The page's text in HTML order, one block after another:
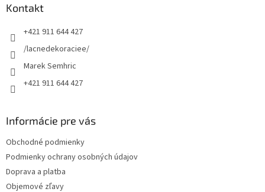
Kontakt
+421 911 644 427
/lacnedekoraciee/
Marek Semhric
+421 911 644 427
Informácie pre vás
Obchodné podmienky
Podmienky ochrany osobných údajov
Doprava a platba
Objemové zľavy